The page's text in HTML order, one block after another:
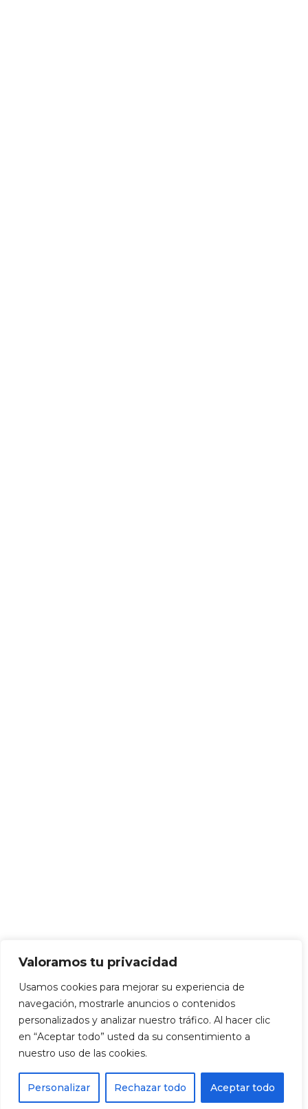
Valoramos tu privacidad
Usamos cookies para mejorar su experiencia de
navegación, mostrarle anuncios o contenidos
personalizados y analizar nuestro tráfico. Al hacer clic
en “Aceptar todo” usted da su consentimiento a
nuestro uso de las cookies.
Personalizar Rechazar todo Aceptar todo